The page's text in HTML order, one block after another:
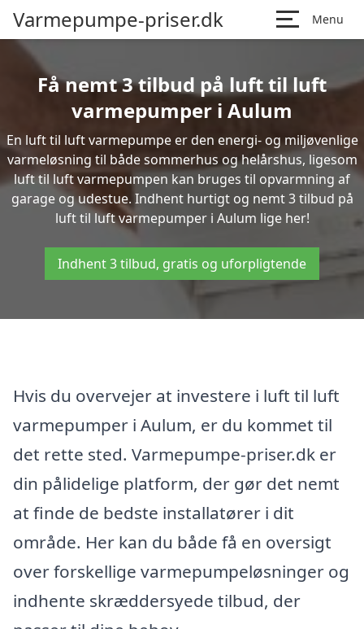
Varmepumpe-priser.dk Menu
Få nemt 3 tilbud på luft til luft
varmepumper i Aulum
En luft til luft varmepumpe er den energi- og miljøvenlige
varmeløsning til både sommerhus og helårshus, ligesom
luft til luft varmepumpen kan bruges til opvarmning af
garage og udestue. Indhent hurtigt og nemt 3 tilbud på
luft til luft varmepumper i Aulum lige her!
Indhent 3 tilbud, gratis og uforpligtende
Hvis du overvejer at investere i luft til luft
varmepumper i Aulum, er du kommet til
det rette sted. Varmepumpe-priser.dk er
din pålidelige platform, der gør det nemt
at finde de bedste installatører i dit
område. Her kan du både få en oversigt
over forskellige varmepumpeløsninger og
indhente skræddersyede tilbud, der